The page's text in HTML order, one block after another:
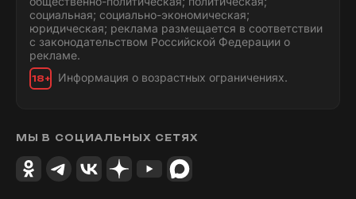
социальная; социально-экономическая;
юридическая; реклама размещается в соответствии
с законодательством Российской Федерации о
рекламе.
18+ Информация о возрастных ограничениях.
МЫ В СОЦИАЛЬНЫХ СЕТЯХ